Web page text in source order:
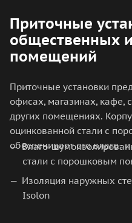
Приточные
общественных
помещений
Приточные установки
офисах, магазинах, кафе,
других помещениях.
оцинкованной стали с
обеспечивает его влаго-
Влаго-
стали с порошковым
Изоляция наружных
Isolon